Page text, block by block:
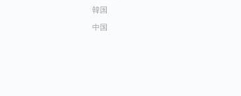
韓国
中国